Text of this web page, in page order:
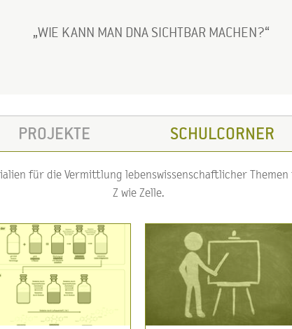
WIE KANN MAN DNA SICHTBAR MACHEN?
PROJEKTE SCHULCORNER
für die Vermittlung lebenswissenschaftlicher
Z wie Zelle.